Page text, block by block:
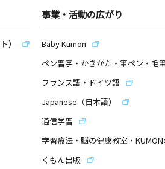
）
事業・活動の広がり
Baby Kumon
ペン習字・かきかた・筆ペン・毛
フランス語・ドイツ語
Japanese（日本語）
通信学習
学習療法・脳の健康教室・
くもん出版